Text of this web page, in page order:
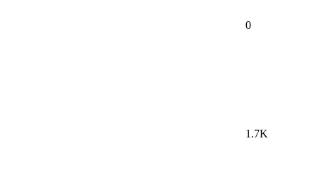
0
1.7K